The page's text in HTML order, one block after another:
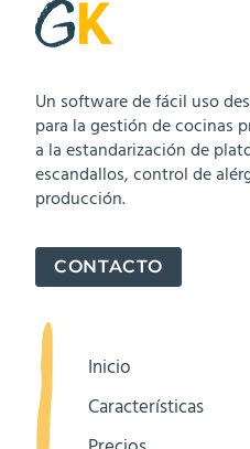
Un software de fácil uso
para la gestión de cocinas
a la estandarización de
escandallos, control de
producción.
CONTACTO
Inicio
Características